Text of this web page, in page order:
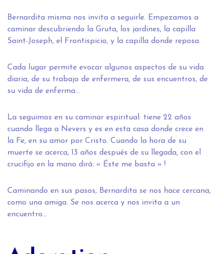
Bernardita misma nos invita a seguirle. Empezamos a
caminar descubriendo la Gruta, los jardines, la capilla
Saint-Joseph, el Frontispicio, y la capilla donde reposa.
Cada lugar permite evocar algunos aspectos de su vida
diaria, de su trabajo de enfermera, de sus encuentros, de
su vida de enferma…
La seguimos en su caminar espiritual: tiene 22 años
cuando llega a Nevers y es en esta casa donde crece en
la Fe, en su amor por Cristo. Cuando la hora de su
muerte se acerca, 13 años después de su llegada, con el
crucifijo en la mano dirá: « Éste me basta » !
Caminando en sus pasos, Bernardita se nos hace cercana,
como una amiga. Se nos acerca y nos invita a un
encuentro…